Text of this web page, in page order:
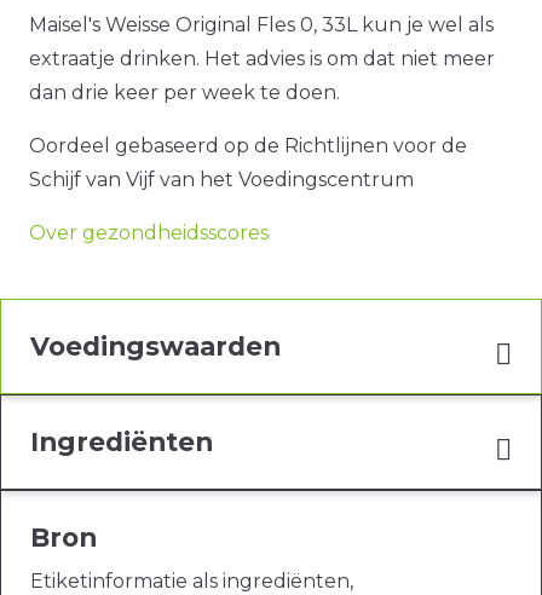
Maisel's Weisse Original Fles 0, 33L kun je wel als
extraatje drinken. Het advies is om dat niet meer
dan drie keer per week te doen.
Oordeel gebaseerd op de Richtlijnen voor de
Schijf van Vijf van het Voedingscentrum
Over gezondheidsscores
Voedingswaarden
Ingrediënten
Bron
Etiketinformatie als ingrediënten,